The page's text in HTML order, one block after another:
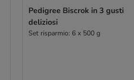
Pedigree Biscrok in 3 gusti
deliziosi
Set risparmio: 6 x 500 g